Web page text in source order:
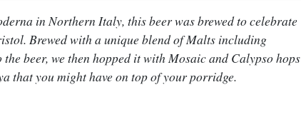
in Northern Italy, this beer was brewed to celebrate
Brewed with a unique blend of Malts including
beer, we then hopped it with Mosaic and Calypso hops
that you might have on top of your porridge.